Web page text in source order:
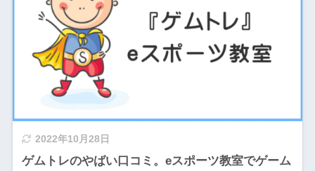
2022年10月28日
ゲムトレのやばい口コミ。eスポーツ教室でゲーム